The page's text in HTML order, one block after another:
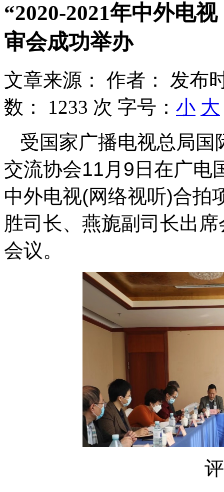
“2020-2021年中外电
审会成功举办
文章来源： 作者：
发布
数： 1233 次 字号： 小 大
受国家广播电视总局
交流协会11月9日在广电
中外电视(网络视听)合拍
胜司长、燕旎副司长出
会议。